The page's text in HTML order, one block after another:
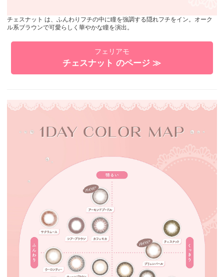
チェスナット は、ふんわりフチの中に瞳を強調する隠れフチをイン。オーク
ル系ブラウンで可愛らしく華やかな瞳を演出。
フェリアモ
チェスナット のページ ≫